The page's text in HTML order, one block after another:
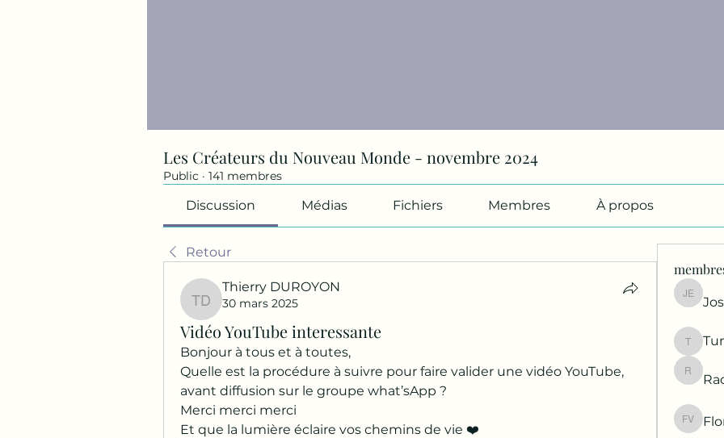
Les Créateurs du Nouveau Monde - novembre 2024
Public · 141 membres
Discussion Médias Fichiers Membres À propos
Retour
Thierry DUROYON
Thierry DUROYON
30 mars 2025
Vidéo YouTube interessante
Bonjour à tous et à toutes,
Quelle est la procédure à suivre pour faire valider une vidéo YouTube,
avant diffusion sur le groupe what’sApp ?
Merci merci merci
Et que la lumière éclaire vos chemins de vie ❤️